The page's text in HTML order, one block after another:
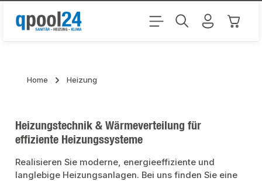
Zum Hauptinhalt springen
Home Heizung
Heizungstechnik & Wärmeverteilung für
effiziente Heizungssysteme
Realisieren Sie moderne, energieeffiziente und
langlebige Heizungsanlagen. Bei uns finden Sie eine